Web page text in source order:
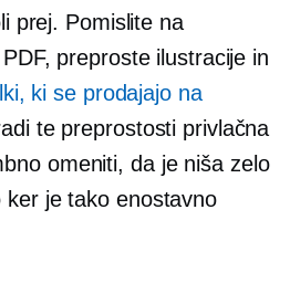
prej. Pomislite na
preproste ilustracije in
ki se prodajajo na
te preprostosti privlačna
omeniti, da je niša zelo
ker je tako enostavno